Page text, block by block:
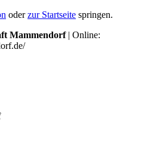
oderzur Startseite springen.
Mammendorf| Online: